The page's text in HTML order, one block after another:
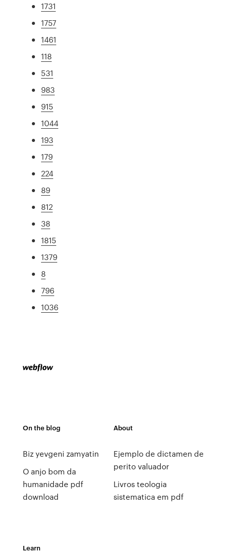
1731
1757
1461
118
531
983
915
1044
193
179
224
89
812
38
1815
1379
8
796
1036
On the blog
Biz yevgeni zamyatin
O anjo bom da
humanidade pdf
download
About
Ejemplo de dictamen de
perito valuador
Livros teologia
sistematica em pdf
Learn